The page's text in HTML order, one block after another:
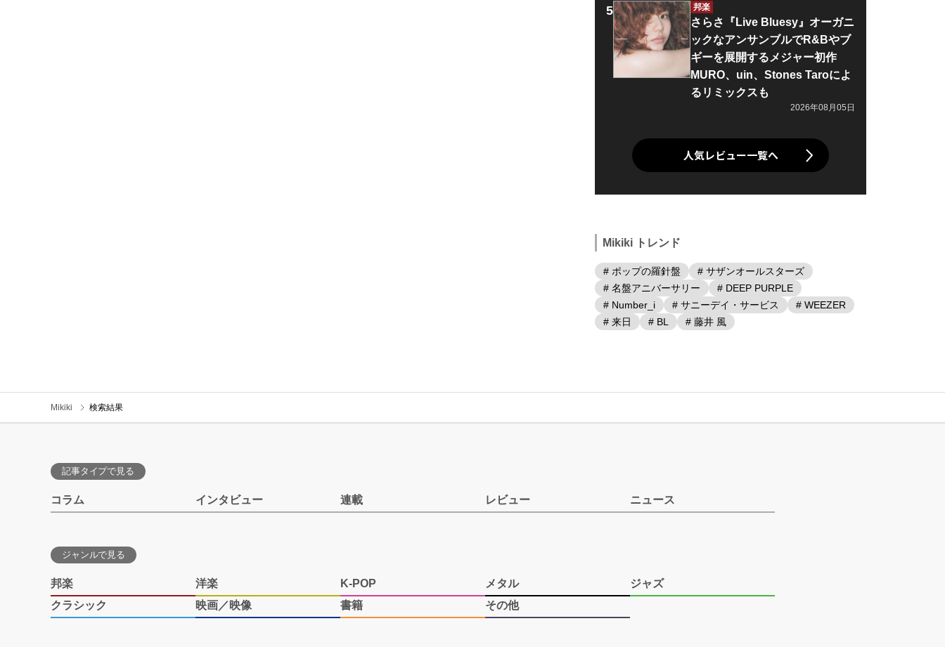
邦楽
さらさ『Live Bluesy』オーガニ
ックなアンサンブルでR&Bやブ
ギーを展開するメジャー初作
MURO、uin、Stones Taroによ
るリミックスも
2026年08月05日
人気レビュー一覧へ
Mikiki トレンド
# ポップの羅針盤
# サザンオールスターズ
# 名盤アニバーサリー
# DEEP PURPLE
# Number_i
# サニーデイ・サービス
# WEEZER
# 来日
# BL # 藤井 風
Mikiki 検索結果
記事タイプで見る
コラム インタビュー 連載 レビュー ニュース
ジャンルで見る
邦楽 洋楽 K-POP メタル
ジャズ
クラシック
映画／映像 書籍 その他